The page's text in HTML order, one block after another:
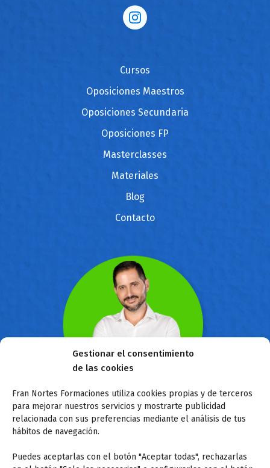
Gestionar el consentimiento
de las cookies
Fran Nortes Formaciones utiliza cookies propias y de terceros
para mejorar nuestros servicios y mostrarte publicidad
relacionada con sus preferencias mediante el análisis de tus
hábitos de navegación.
Puedes aceptarlas con el botón "Aceptar todas", rechazarlas
Cursos
Oposiciones Maestros
Oposiciones Secundaria
Oposiciones FP
Masterclasses
Materiales
Blog
Contacto
Sobre mí
preparador de oposiciones junto a mi equipo de